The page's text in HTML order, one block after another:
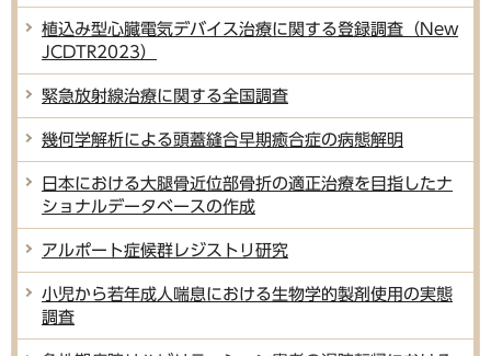
植込み型心臓電気デバイス治療に関する登録調査（New
JCDTR2023）
緊急放射線治療に関する全国調査
幾何学解析による頭蓋縫合早期癒合症の病態解明
日本における大腿骨近位部骨折の適正治療を目指したナ
ショナルデータベースの作成
アルポート症候群レジストリ研究
小児から若年成人喘息における生物学的製剤使用の実態
調査